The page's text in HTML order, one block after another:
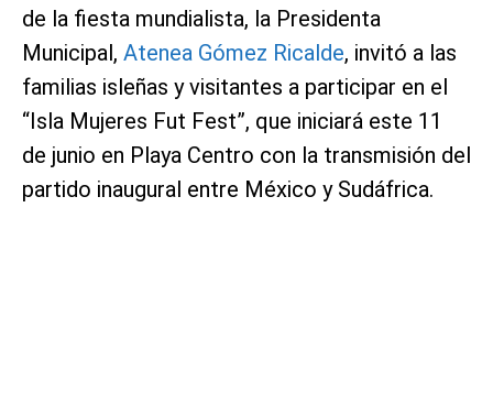
de la fiesta mundialista, la Presidenta
Municipal, Atenea Gómez Ricalde, invitó a las
familias isleñas y visitantes a participar en el
“Isla Mujeres Fut Fest”, que iniciará este 11
de junio en Playa Centro con la transmisión del
partido inaugural entre México y Sudáfrica.